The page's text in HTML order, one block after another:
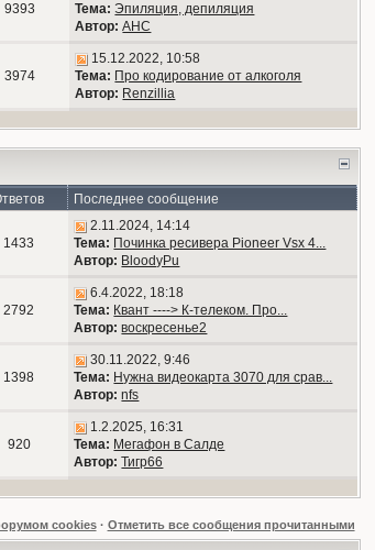
9393
Тема: Эпиляция, депиляция
Автор: АНС
3974
15.12.2022, 10:58
Тема: Про кодирование от алкоголя
Автор: Renzillia
Последнее сообщение
1433
2.11.2024, 14:14
Тема: Починка ресивера Pioneer Vsx 4...
Автор: BloodyPu
2792
6.4.2022, 18:18
Тема: Квант ----> К-телеком. Про...
Автор: воскресенье2
1398
30.11.2022, 9:46
Тема: Нужна видеокарта 3070 для срав...
Автор: nfs
920
1.2.2025, 16:31
Тема: Мегафон в Салде
Автор: Тигр66
cookies· Отметить все сообщения прочитанными